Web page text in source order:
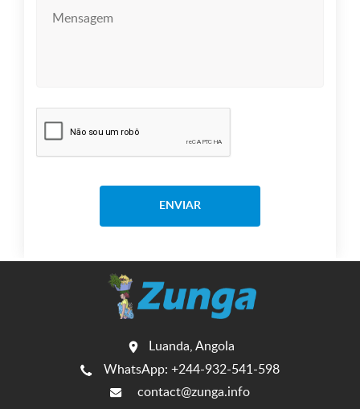
ENVIAR
Luanda, Angola
WhatsApp: +244-932-541-598
contact@zunga.info